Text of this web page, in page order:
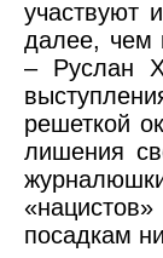
участвуют
далее, чем
– Руслан
решеткой
лишения
посадкам